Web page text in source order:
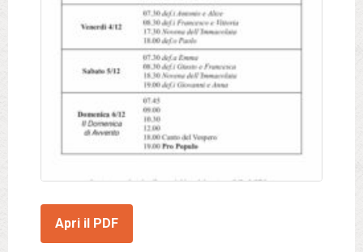
Apri il PDF